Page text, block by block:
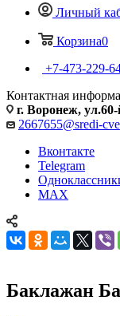
Личный
Корзина0
+7-473-229-
Контактная
г. Воронеж,
2667655@sredi-
Вконтакте
Telegram
MAX
Баклажан